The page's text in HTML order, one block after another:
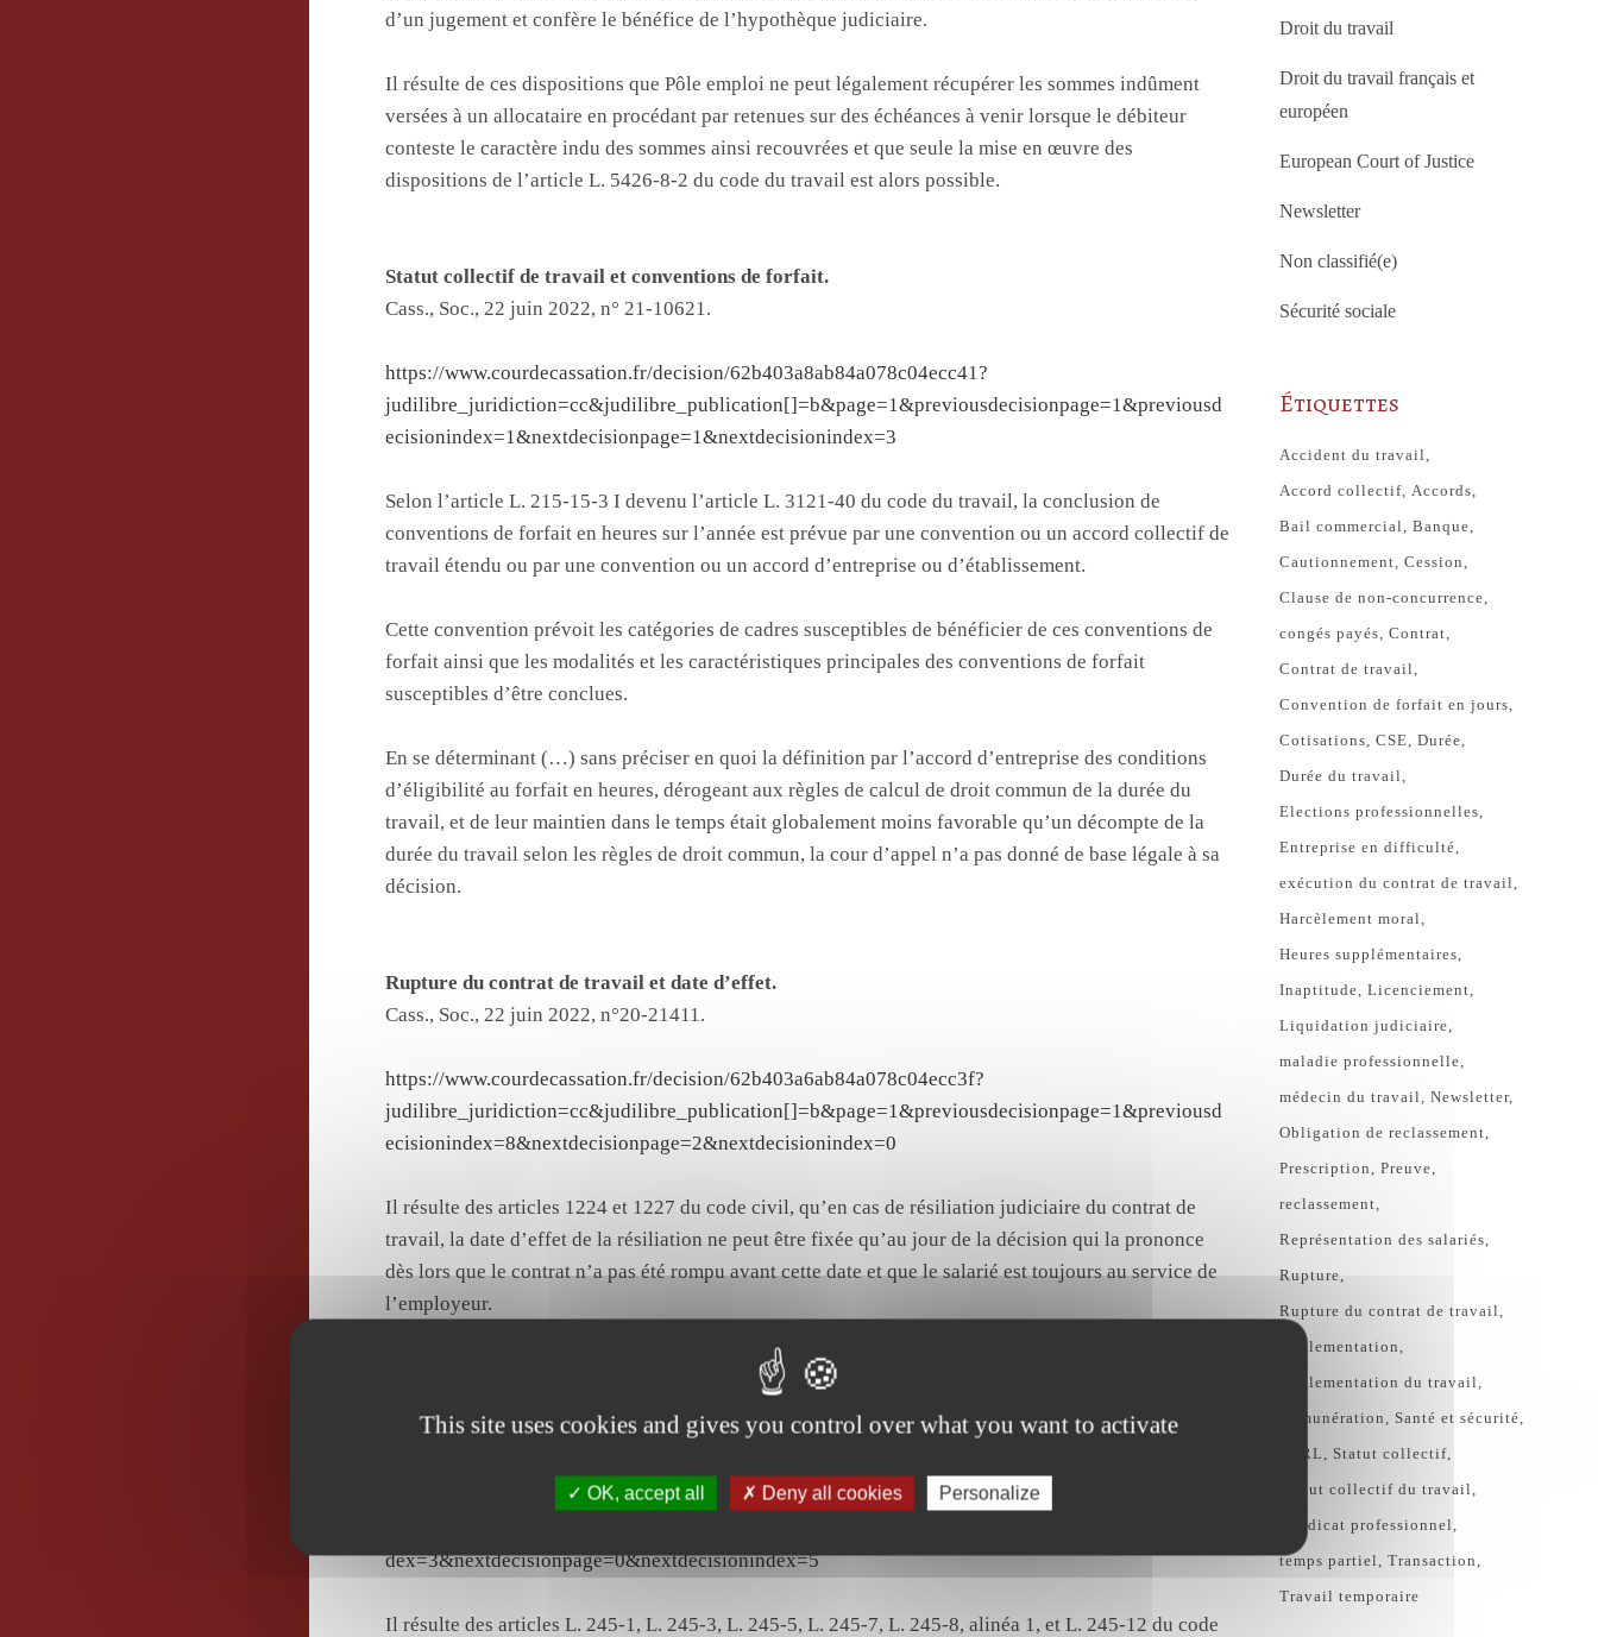
d’un jugement et confère le bénéfice de l’hypothèque judiciaire.
Il résulte de ces dispositions que Pôle emploi ne peut légalement récupérer les sommes indûment
versées à un allocataire en procédant par retenues sur des échéances à venir lorsque le débiteur
conteste le caractère indu des sommes ainsi recouvrées et que seule la mise en œuvre des
dispositions de l’article L. 5426-8-2 du code du travail est alors possible.
Statut collectif de travail et conventions de forfait.
Cass., Soc., 22 juin 2022, n° 21-10621.
https://www.courdecassation.fr/decision/62b403a8ab84a078c04ecc41?
judilibre_juridiction=cc&judilibre_publication[]=b&page=1&previousdecisionpage=1&previousd
ecisionindex=1&nextdecisionpage=1&nextdecisionindex=3
Selon l’article L. 215-15-3 I devenu l’article L. 3121-40 du code du travail, la conclusion de
conventions de forfait en heures sur l’année est prévue par une convention ou un accord collectif de
travail étendu ou par une convention ou un accord d’entreprise ou d’établissement.
Cette convention prévoit les catégories de cadres susceptibles de bénéficier de ces conventions de
forfait ainsi que les modalités et les caractéristiques principales des conventions de forfait
susceptibles d’être conclues.
En se déterminant (…) sans préciser en quoi la définition par l’accord d’entreprise des conditions
d’éligibilité au forfait en heures, dérogeant aux règles de calcul de droit commun de la durée du
travail, et de leur maintien dans le temps était globalement moins favorable qu’un décompte de la
durée du travail selon les règles de droit commun, la cour d’appel n’a pas donné de base légale à sa
décision.
Rupture du contrat de travail et date d’effet.
Cass., Soc., 22 juin 2022, n°20-21411.
https://www.courdecassation.fr/decision/62b403a6ab84a078c04ecc3f?
judilibre_juridiction=cc&judilibre_publication[]=b&page=1&previousdecisionpage=1&previousd
ecisionindex=8&nextdecisionpage=2&nextdecisionindex=0
Il résulte des articles 1224 et 1227 du code civil, qu’en cas de résiliation judiciaire du contrat de
travail, la date d’effet de la résiliation ne peut être fixée qu’au jour de la décision qui la prononce
dès lors que le contrat n’a pas été rompu avant cette date et que le salarié est toujours au service de
l’employeur.
Cass., Civ., 2ème, 16 juin 2022, n° 20-20270.
https://www.courdecassation.fr/decision/62aac948470d8205e5d403ee?
dex=3&nextdecisionpage=0&nextdecisionindex=5
Il résulte des articles L. 245-1, L. 245-3, L. 245-5, L. 245-7, L. 245-8, alinéa 1, et L. 245-12 du code
Droit du travail
Droit du travail français et
européen
European Court of Justice
Newsletter
Non classifié(e)
Sécurité sociale
Étiquettes
Accident du travail
Accord collectif Accords
Bail commercial
Banque
Cautionnement Cession
Clause de non-concurrence
congés payés Contrat
Contrat de travail
Convention de forfait en jours
Cotisations CSE Durée
Durée du travail
Elections professionnelles
Entreprise en difficulté
exécution du contrat de travail
Harcèlement moral
Heures supplémentaires
Inaptitude Licenciement
Liquidation judiciaire
maladie professionnelle
médecin du travail
Newsletter
Obligation de reclassement
Prescription
Preuve
reclassement
Représentation des salariés
Rupture
Rupture du contrat de travail
Règlementation
Réglementation du travail
Rémunération
Santé et sécurité
SARL
Statut collectif
Statut collectif du travail
Syndicat professionnel
temps partiel
Transaction
Travail temporaire
This site uses cookies and gives you control over what you want to activate
OK, accept all Deny all cookies Personalize